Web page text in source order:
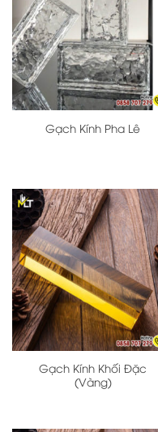
Gạch Kính Pha Lê
Gạch Kính Khối Đặc
(Vàng)